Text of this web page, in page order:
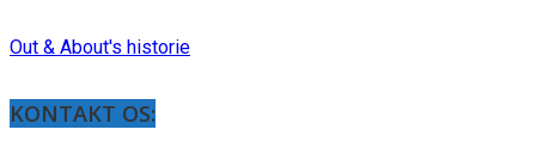
Out & About's historie
KONTAKT OS: